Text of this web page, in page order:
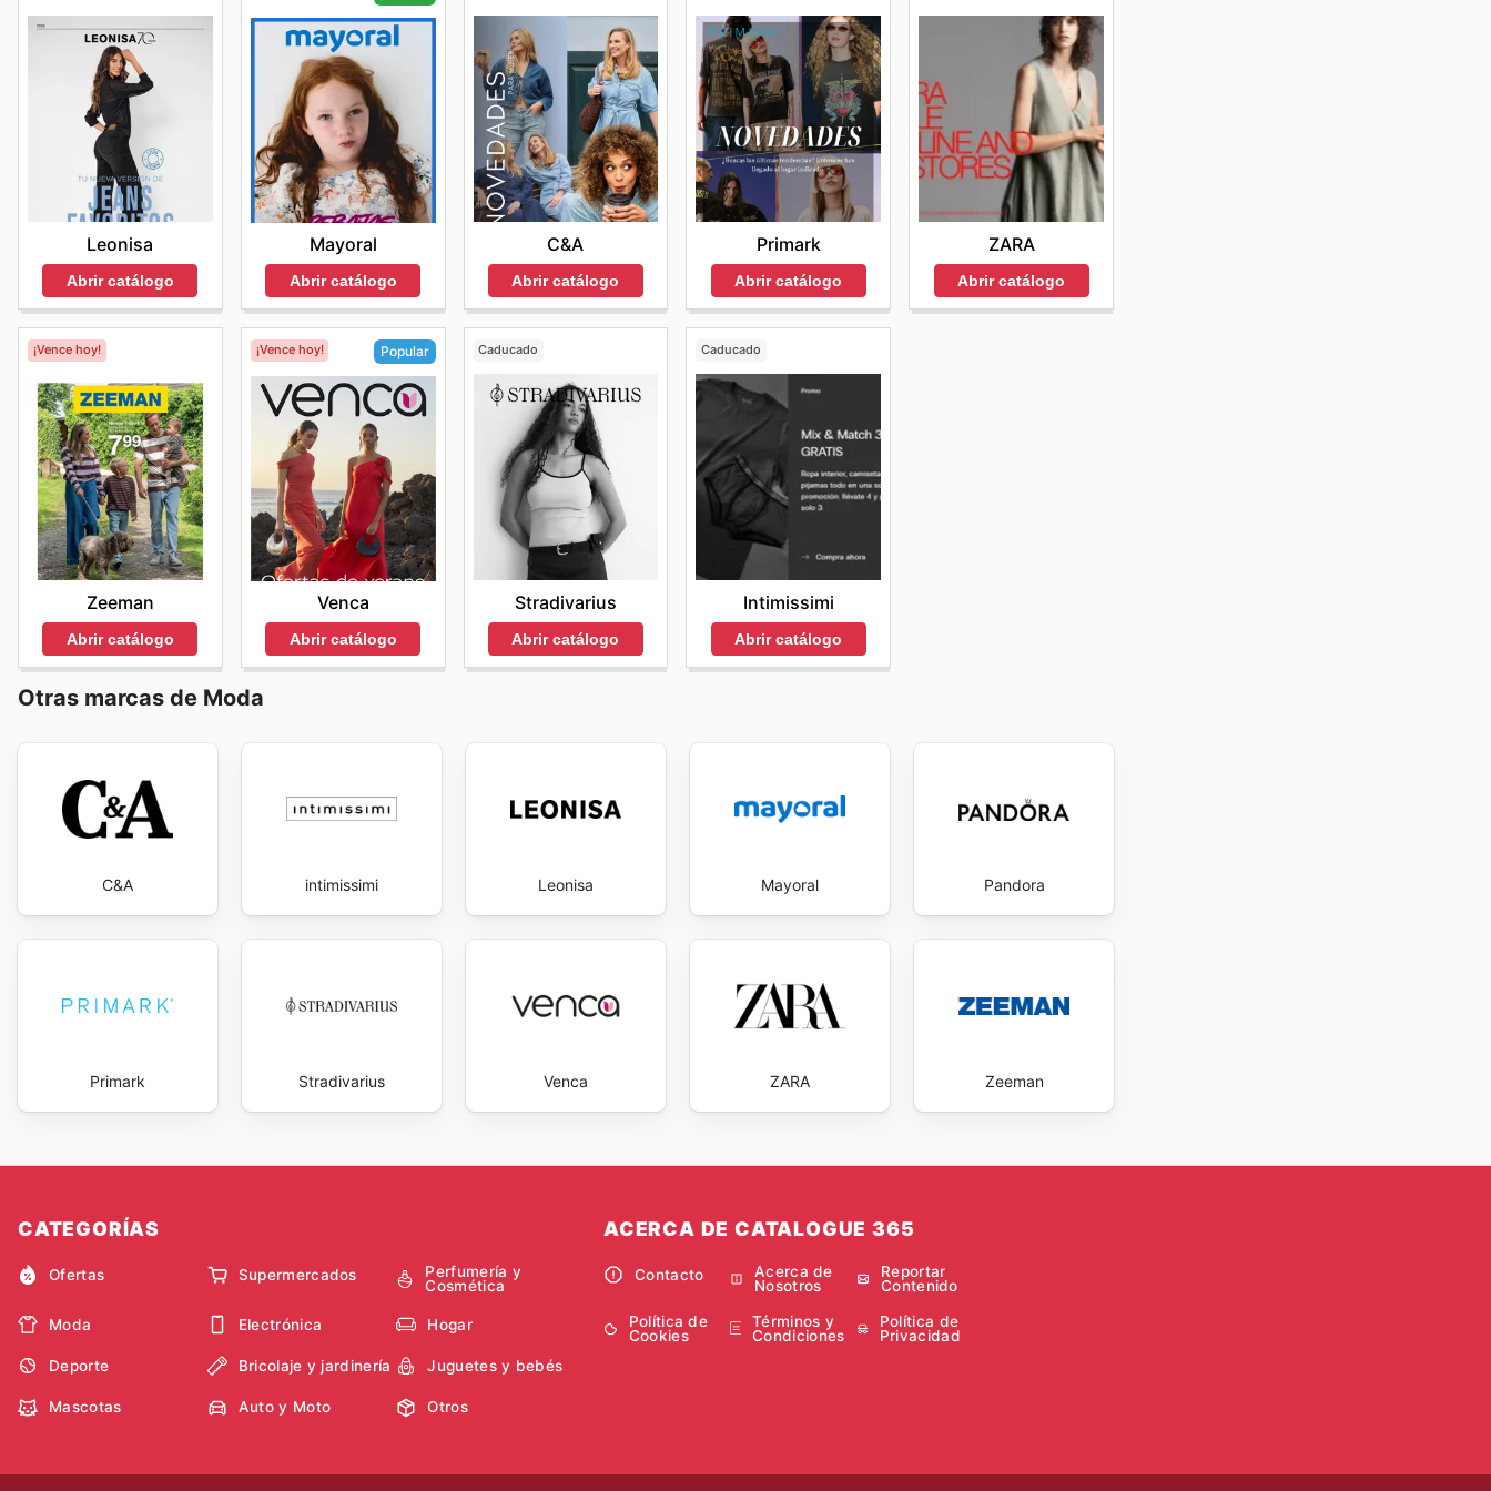
Leonisa
Abrir catálogo
Mayoral
Abrir catálogo
C&A
Abrir catálogo
Primark
Abrir catálogo
ZARA
Abrir catálogo
¡Vence hoy!
Zeeman
Abrir catálogo
¡Vence hoy! Popular
Venca
Abrir catálogo
Caducado
Stradivarius
Abrir catálogo
Caducado
Intimissimi
Abrir catálogo
Otras marcas de Moda
C&A intimissimi Leonisa Mayoral Pandora
Primark Stradivarius Venca ZARA Zeeman
CATEGORÍAS
Ofertas Supermercados
Perfumería y
Cosmética
Moda Electrónica Hogar
Deporte Bricolaje y jardinería Juguetes y bebés
Mascotas Auto y Moto Otros
ACERCA DE CATALOGUE 365
Contacto
Acerca de
Nosotros
Reportar
Contenido
Política de
Cookies
Términos y
Condiciones
Política de
Privacidad